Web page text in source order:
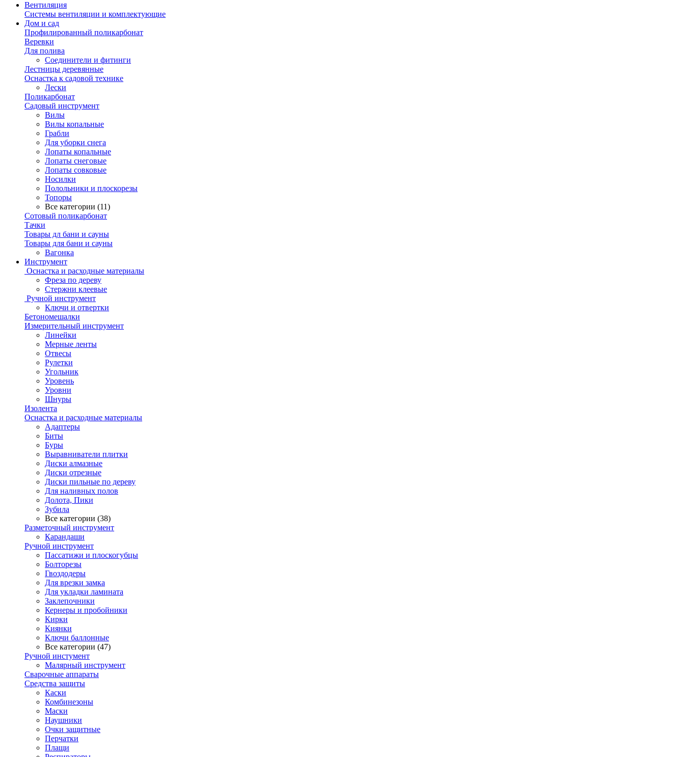
Вентиляция
Системы вентиляции и комплектующие
Дом и сад
Профилированный поликарбонат
Веревки
Для полива
Соединители и фитинги
Лестницы деревянные
Оснастка к садовой технике
Лески
Поликарбонат
Садовый инструмент
Вилы
Вилы копальные
Грабли
Для уборки снега
Лопаты копальные
Лопаты снеговые
Лопаты совковые
Носилки
Полольники и плоскорезы
Топоры
Все категории (11)
Сотовый поликарбонат
Тачки
Товары дл бани и сауны
Товары для бани и сауны
Вагонка
Инструмент
Оснастка и расходные материалы
Фреза по дереву
Стержни клеевые
Ручной инструмент
Ключи и отвертки
Бетономешалки
Измерительный инструмент
Линейки
Мерные ленты
Отвесы
Рулетки
Угольник
Уровень
Уровни
Шнуры
Изолента
Оснастка и расходные материалы
Адаптеры
Биты
Буры
Выравниватели плитки
Диски алмазные
Диски отрезные
Диски пильные по дереву
Для наливных полов
Долота, Пики
Зубила
Все категории (38)
Разметочный инструмент
Карандаши
Ручной инструмент
Пассатижи и плоскогубцы
Болторезы
Гвоздодеры
Для врезки замка
Для укладки ламината
Заклепочники
Кернеры и пробойники
Кирки
Киянки
Ключи баллонные
Все категории (47)
Ручной инстумент
Малярный инструмент
Сварочные аппараты
Средства защиты
Каски
Комбинезоны
Маски
Наушники
Очки защитные
Перчатки
Плащи